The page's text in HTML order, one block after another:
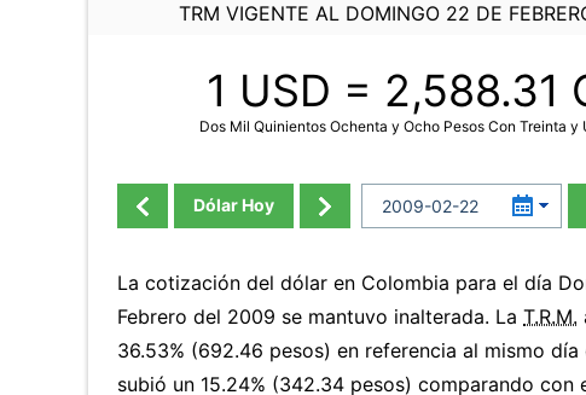
TRM VIGENTE AL DOMINGO 22 DE
1 USD = 2,588.31
Dos Mil Quinientos Ochenta y Ocho Pesos Con Treinta y
Dólar Hoy
La cotización del dólar en Colombia para el día
Febrero del 2009 se mantuvo inalterada. La T.R.M.
36.53% (692.46 pesos) en referencia al mismo
subió un 15.24% (342.34 pesos) comparando con